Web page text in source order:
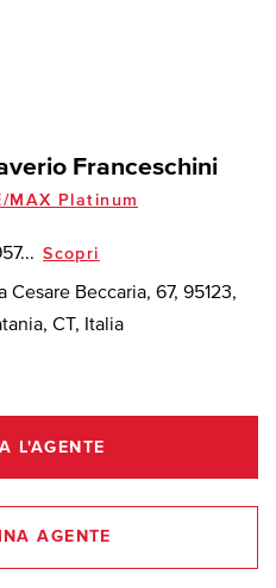
Franceschini
MAX Platinum
Scopri
Cesare Beccaria, 67, 95123,
CT, Italia
L'AGENTE
AGENTE